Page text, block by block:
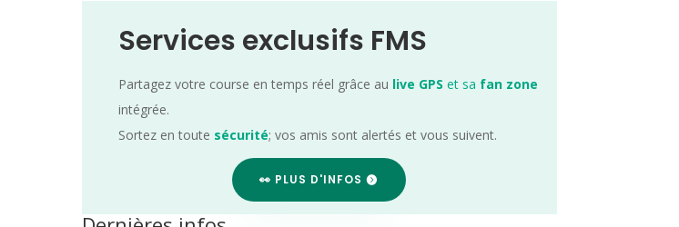
Services exclusifs FMS
Partagez votre course en temps réel grâce au live GPS et sa fan zone
intégrée.
Sortez en toute sécurité; vos amis sont alertés et vous suivent.
👀 PLUS D'INFOS